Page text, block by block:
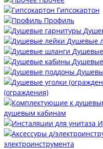
Гипсокартон
Профиль
Душевые
(ограждения)
душевым кабинам
электроинструмента